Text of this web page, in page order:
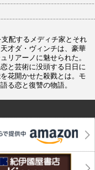
配するメディチ家とそれ
才ダ・ヴィンチは、豪華
リアーノに魅せられた。
と芸術に没頭する日日に
花開かせた殺戮とは。モ
る恋と復讐の物語。